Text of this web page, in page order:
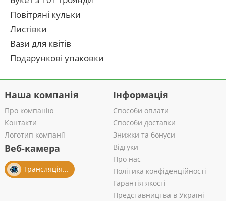
Повітряні кульки
Листівки
Вази для квітів
Подарункові упаковки
Наша компанія
Про компанію
Контакти
Логотип компанії
Веб-камера
Трансляція із салону
Інформація
Способи оплати
Способи доставки
Знижки та бонуси
Відгуки
Про нас
Політика конфіденційності
Гарантія якості
Представництва в Україні